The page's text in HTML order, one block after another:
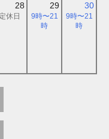
28
定休日
29
9時〜21
時
30
9時〜21
時